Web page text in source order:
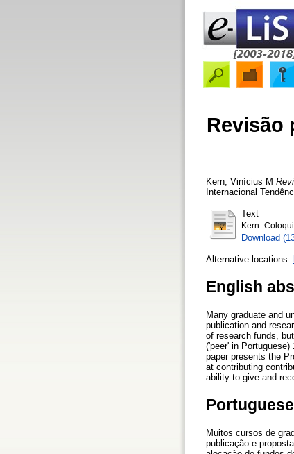
Revisão
Kern, Vinícius M
Internacional
Text
Download
Alternative locations:
English
Many graduate and
publication and
of research funds,
('peer' in
paper presents the
at contributing
ability to give and
Muitos cursos de
publicação e